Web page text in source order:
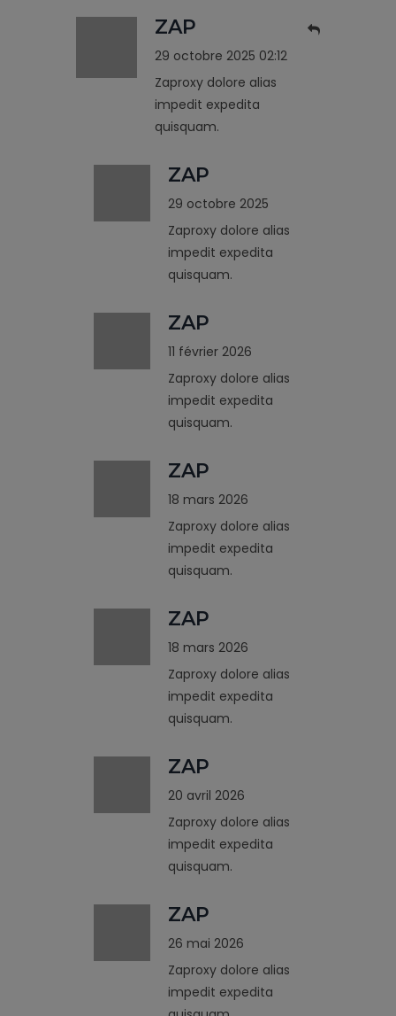
ZAP
29 octobre 2025 02:12
Zaproxy dolore alias
impedit expedita
quisquam.
ZAP
29 octobre 2025
Zaproxy dolore alias
impedit expedita
quisquam.
ZAP
11 février 2026
Zaproxy dolore alias
impedit expedita
quisquam.
ZAP
18 mars 2026
Zaproxy dolore alias
impedit expedita
quisquam.
ZAP
18 mars 2026
Zaproxy dolore alias
impedit expedita
quisquam.
ZAP
20 avril 2026
Zaproxy dolore alias
impedit expedita
quisquam.
ZAP
26 mai 2026
Zaproxy dolore alias
impedit expedita